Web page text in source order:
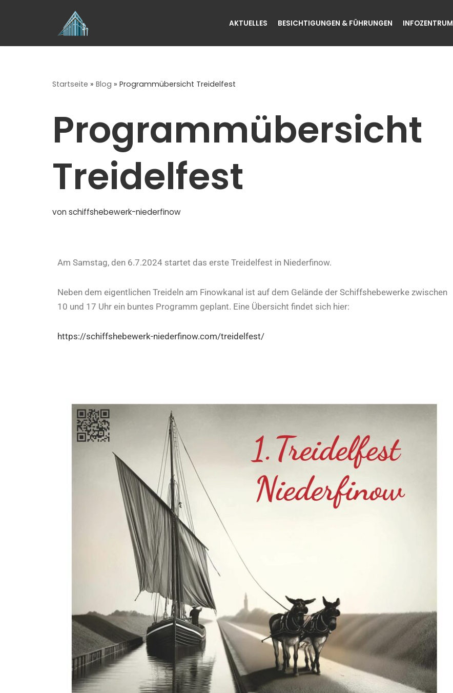
Inhalt
AKTUELLES BESICHTIGUNGEN & FÜHRUNGEN INFOZENTRUM
Startseite » Blog » Programmübersicht Treidelfest
Programmübersicht
Treidelfest
von schiffshebewerk-niederfinow
Am Samstag, den 6.7.2024 startet das erste Treidelfest in Niederfinow.
Neben dem eigentlichen Treideln am Finowkanal ist auf dem Gelände der Schiffshebewerke zwischen
10 und 17 Uhr ein buntes Programm geplant. Eine Übersicht findet sich hier:
https://schiffshebewerk-niederfinow.com/treidelfest/